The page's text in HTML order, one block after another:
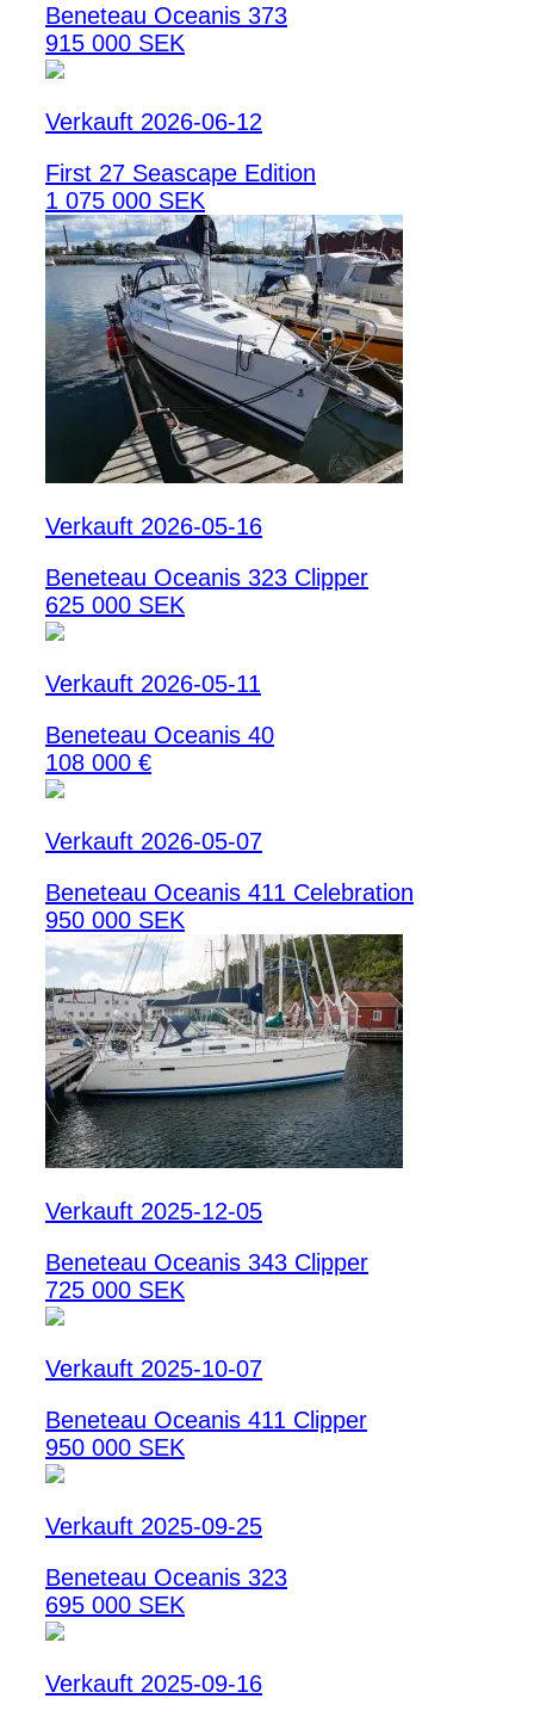
Beneteau Oceanis 373
915 000 SEK
Verkauft 2026-06-12
First 27 Seascape Edition
1 075 000 SEK
Verkauft 2026-05-16
Beneteau Oceanis 323 Clipper
625 000 SEK
Verkauft 2026-05-11
Beneteau Oceanis 40
108 000 €
Verkauft 2026-05-07
Beneteau Oceanis 411 Celebration
950 000 SEK
Verkauft 2025-12-05
Beneteau Oceanis 343 Clipper
725 000 SEK
Verkauft 2025-10-07
Beneteau Oceanis 411 Clipper
950 000 SEK
Verkauft 2025-09-25
Beneteau Oceanis 323
695 000 SEK
Verkauft 2025-09-16